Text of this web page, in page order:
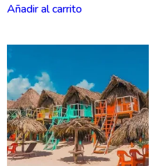
Añadir al carrito